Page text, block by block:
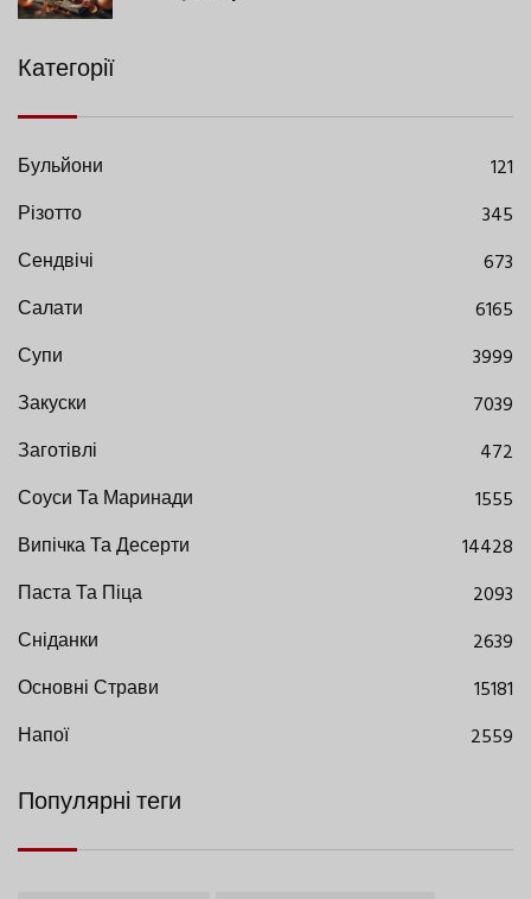
Категорії
Бульйони
121
Різотто
345
Сендвічі
673
Салати
6165
Супи
3999
Закуски
7039
Заготівлі
472
Соуси Та Маринади
1555
Випічка Та Десерти
14428
Паста Та Піца
2093
Сніданки
2639
Основні Страви
15181
Напої
2559
Популярні теги